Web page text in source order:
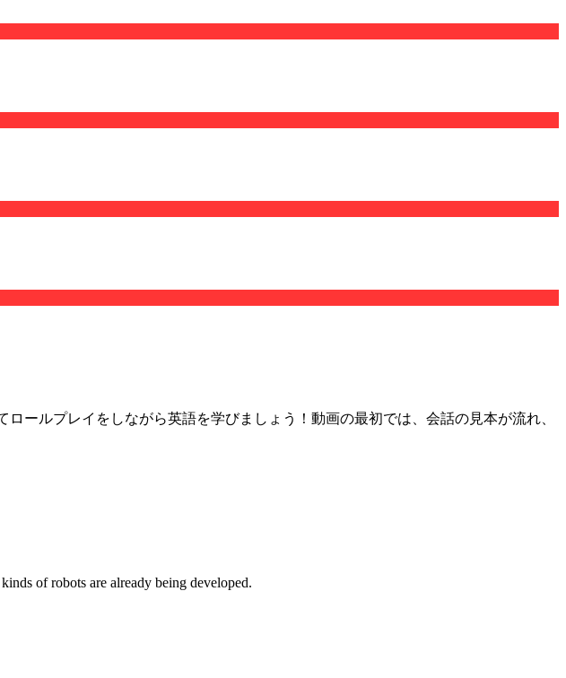
ールプレイをしながら英語を学びましょう！動画の最初では、会話の見本が流れ、
of robots are already being developed.